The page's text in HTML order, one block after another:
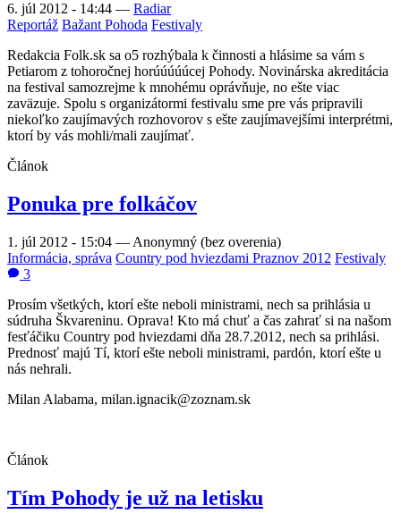
6. júl 2012 - 14:44 — Radiar
Reportáž Bažant Pohoda Festivaly
Redakcia Folk.sk sa o5 rozhýbala k činnosti a hlásime sa vám s
Petiarom z tohoročnej horúúúúúcej Pohody. Novinárska akreditácia
na festival samozrejme k mnohému oprávňuje, no ešte viac
zaväzuje. Spolu s organizátormi festivalu sme pre vás pripravili
niekoľko zaujímavých rozhovorov s ešte zaujímavejšími interprétmi,
ktorí by vás mohli/mali zaujímať.
Článok
Ponuka pre folkáčov
1. júl 2012 - 15:04 — Anonymný (bez overenia)
Informácia, správa Country pod hviezdami Praznov 2012 Festivaly
3
Prosím všetkých, ktorí ešte neboli ministrami, nech sa prihlásia u
súdruha Škvareninu. Oprava! Kto má chuť a čas zahrať si na našom
fesťáčiku Country pod hviezdami dňa 28.7.2012, nech sa prihlási.
Prednosť majú Tí, ktorí ešte neboli ministrami, pardón, ktorí ešte u
nás nehrali.
Milan Alabama, milan.ignacik@zoznam.sk
Článok
Tím Pohody je už na letisku